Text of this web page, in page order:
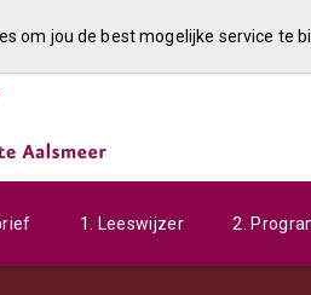
om jou de best mogelijke service te
1. Leeswijzer 2.